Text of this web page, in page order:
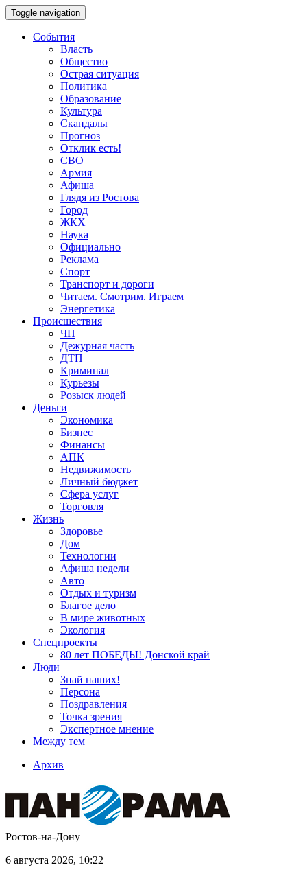
Toggle navigation
События
Власть
Общество
Острая ситуация
Политика
Образование
Культура
Скандалы
Прогноз
Отклик есть!
СВО
Армия
Афиша
Глядя из Ростова
Город
ЖКХ
Наука
Официально
Реклама
Спорт
Транспорт и дороги
Читаем. Смотрим. Играем
Энергетика
Происшествия
ЧП
Дежурная часть
ДТП
Криминал
Курьезы
Розыск людей
Деньги
Экономика
Бизнес
Финансы
АПК
Недвижимость
Личный бюджет
Сфера услуг
Торговля
Жизнь
Здоровье
Дом
Технологии
Афиша недели
Авто
Отдых и туризм
Благое дело
В мире животных
Экология
Спецпроекты
80 лет ПОБЕДЫ! Донской край
Люди
Знай наших!
Персона
Поздравления
Точка зрения
Экспертное мнение
Между тем
Архив
Ростов-на-Дону
6 августа 2026, 10:22